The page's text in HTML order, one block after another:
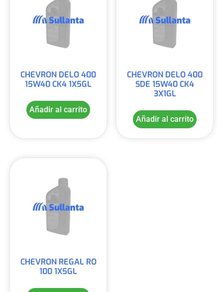
CHEVRON DELO 400
15W40 CK4 1X5GL
Añadir al carrito
CHEVRON DELO 400
SDE 15W40 CK4
3X1GL
Añadir al carrito
CHEVRON REGAL RO
100 1X5GL